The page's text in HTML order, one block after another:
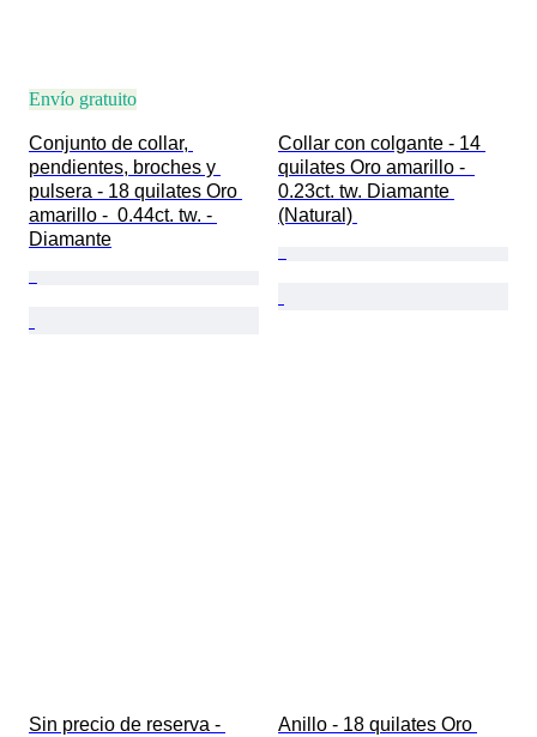
Envío gratuito
Conjunto de collar,
pendientes, broches y
pulsera - 18 quilates Oro
amarillo -  0.44ct. tw. -
Diamante
Collar con colgante - 14
quilates Oro amarillo -
0.23ct. tw. Diamante
(Natural)
Sin precio de reserva -
Anillo - 18 quilates Oro